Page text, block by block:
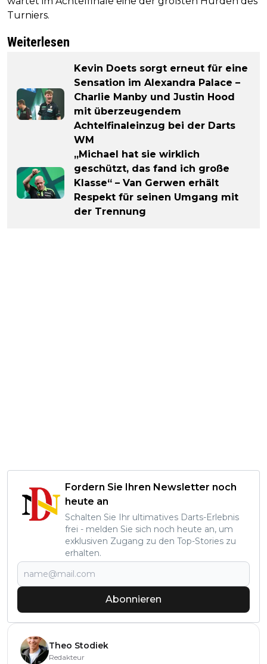
Turniers.
Weiterlesen
Kevin Doets sorgt erneut für eine
Sensation im Alexandra Palace –
Charlie Manby und Justin Hood
mit überzeugendem
Achtelfinaleinzug bei der Darts
WM
„Michael hat sie wirklich
geschützt, das fand ich große
Klasse“ – Van Gerwen erhält
Respekt für seinen Umgang mit
der Trennung
Fordern Sie Ihren Newsletter noch
heute an
Schalten Sie Ihr ultimatives Darts-Erlebnis
frei - melden Sie sich noch heute an, um
exklusiven Zugang zu den Top-Stories zu
erhalten.
Abonnieren
Theo Stodiek
Redakteur